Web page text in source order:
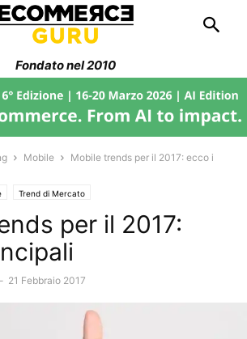
Fondato nel 2010
Mobile
Mobile trends per il 2017: ecco i
Trend di Mercato
per il 2017:
- 21 Febbraio 2017